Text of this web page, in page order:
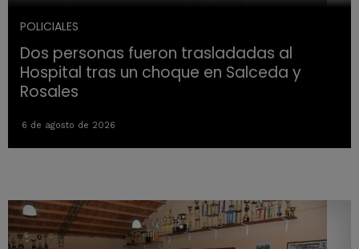
POLICIALES
Dos personas fueron trasladadas al
Hospital tras un choque en Salceda y
Rosales
6 de agosto de 2026